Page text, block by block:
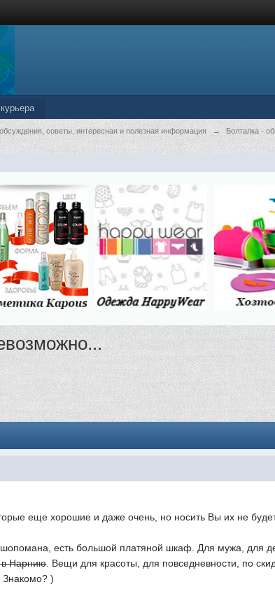
советы, интересная и полезная информация → Болталка -
еще хорошие и даже очень, но носить Вы их не
есть большой платяной шкаф. Для мужа, для
в Нарнию. Вещи для красоты, для повседневности, по
Знакомо? )